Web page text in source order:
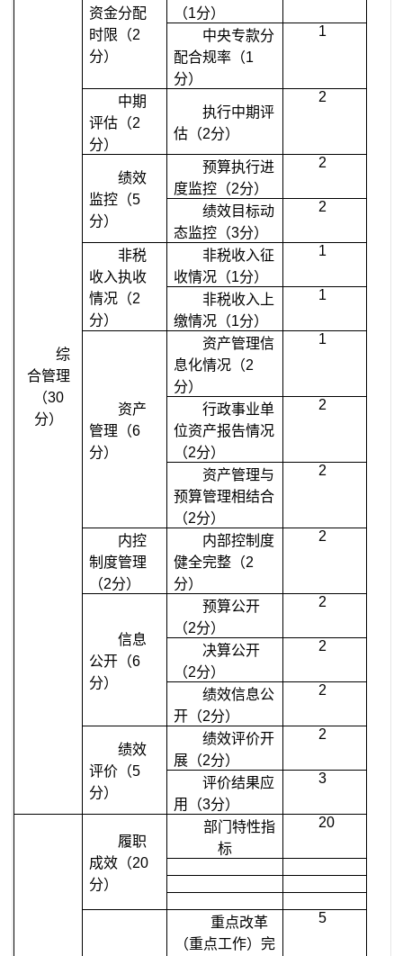
综
合管理
（30
分）
资金分配
时限（2
分）
（1分）
中央专款分
配合规率（1
分）
1
中期
评估（2
分）
执行中期评
估（2分）
2
绩效
监控（5
分）
预算执行进
度监控（2分）
2
绩效目标动
态监控（3分）
2
非税
收入执收
情况（2
分）
非税收入征
收情况（1分）
1
非税收入上
缴情况（1分）
1
资产
管理（6
分）
资产管理信
息化情况（2
分）
1
行政事业单
位资产报告情况
（2分）
2
资产管理与
预算管理相结合
（2分）
2
内控
制度管理
（2分）
内部控制度
健全完整（2
分）
2
信息
公开（6
分）
预算公开
（2分）
2
决算公开
（2分）
2
绩效信息公
开（2分）
2
绩效
评价（5
分）
绩效评价开
展（2分）
2
评价结果应
用（3分）
3
履职
成效（20
分）
部门特性指
标
20
重点改革
（重点工作）完
5